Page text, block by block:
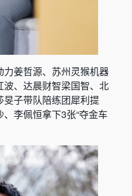
姜哲源、苏州灵猴机器
、达晨财智梁国智、北
子带队陪练团犀利提
李佩恒拿下3张“夺金车